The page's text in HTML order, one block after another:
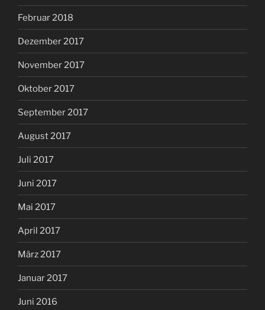
Februar 2018
Dezember 2017
November 2017
Oktober 2017
September 2017
August 2017
Juli 2017
Juni 2017
Mai 2017
April 2017
März 2017
Januar 2017
Juni 2016